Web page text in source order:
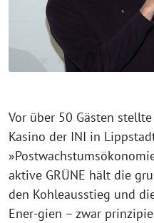
Vor über 50 Gästen
Kasino der INI in
aktive GRÜNE hält die
den Kohleausstieg und
Ener-gien – zwar